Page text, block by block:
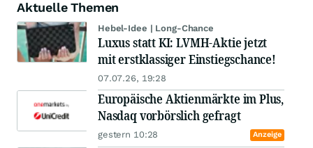
Aktuelle Themen
Hebel-Idee | Long-Chance
Luxus statt KI: LVMH-Aktie jetzt
mit erstklassiger Einstiegschance!
07.07.26, 19:28
Europäische Aktienmärkte im Plus,
Nasdaq vorbörslich gefragt
gestern 10:28 Anzeige